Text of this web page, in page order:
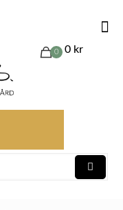
0 0 kr